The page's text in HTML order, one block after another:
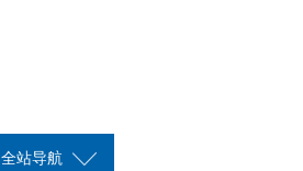
全站导航